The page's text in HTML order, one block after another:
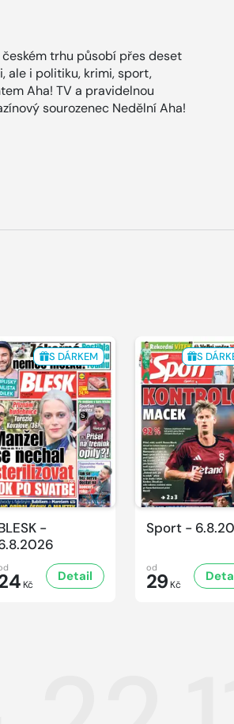
trhu působí přes deset
ale i politiku, krimi, sport,
Aha! TV a pravidelnou
sourozenec Nedělní Aha!
S DÁRKEM
-
Kč
Detail
S
Sport -
od
29 Kč